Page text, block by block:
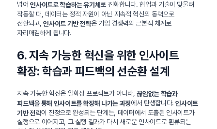
넘어인사이트로 학습하는 유기체 로 진화합니다. 협업과 기술이 맞물려
작동할 때, 데이터는 정적 자원이 아닌 지속적 혁신의 동력으로
전환되고,인사이트 기반 전략은 기업 경쟁력의 근본적 체계로
자리매김하게 됩니다.
6. 지속 가능한 혁신을 위한 인사이트
확장: 학습과 피드백의 선순환 설계
지속 가능한 혁신은 일회성 프로젝트가 아니라,끊임없는 학습과
피드백을 통해 인사이트를 확장해 나가는 과정에서 탄생합니다.인사이트
기반 전략이 진정으로 완성되는 단계는, 데이터에서 도출된 인사이트가
실행으로 이어지고, 그 실행 결과가 다시 새로운 인사이트로 환류되는